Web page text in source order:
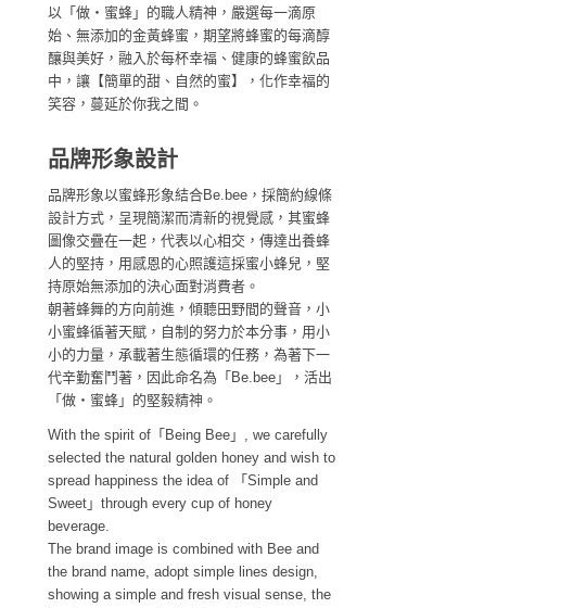
以「做‧蜜蜂」的職人精神，嚴選每一滴原
始、無添加的金黃蜂蜜，期望將蜂蜜的每滴醇
釀與美好，融入於每杯幸福、健康的蜂蜜飲品
中，讓【簡單的甜、自然的蜜】，化作幸福的
笑容，蔓延於你我之間。
品牌形象設計
品牌形象以蜜蜂形象結合Be.bee，採簡約線條
設計方式，呈現簡潔而清新的視覺感，其蜜蜂
圖像交疊在一起，代表以心相交，傳達出養蜂
人的堅持，用感恩的心照護這採蜜小蜂兒，堅
持原始無添加的決心面對消費者。
朝著蜂舞的方向前進，傾聽田野間的聲音，小
小蜜蜂循著天賦，自制的努力於本分事，用小
小的力量，承載著生態循環的任務，為著下一
代辛勤奮鬥著，因此命名為「Be.bee」，活出
「做‧蜜蜂」的堅毅精神。
With the spirit of「Being Bee」, we carefully
selected the natural golden honey and wish to
spread happiness the idea of 「Simple and
Sweet」through every cup of honey
beverage.
The brand image is combined with Bee and
the brand name, adopt simple lines design,
showing a simple and fresh visual sense, the